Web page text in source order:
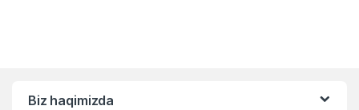
Biz haqimizda